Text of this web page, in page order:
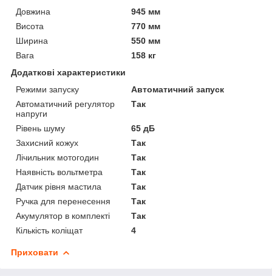
Довжина
945 мм
Висота
770 мм
Ширина
550 мм
Вага
158 кг
Додаткові характеристики
Режими запуску
Автоматичний запуск
Автоматичний регулятор
напруги
Так
Рівень шуму
65 дБ
Захисний кожух
Так
Лічильник мотогодин
Так
Наявність вольтметра
Так
Датчик рівня мастила
Так
Ручка для перенесення
Так
Акумулятор в комплекті
Так
Кількість коліщат
4
Приховати